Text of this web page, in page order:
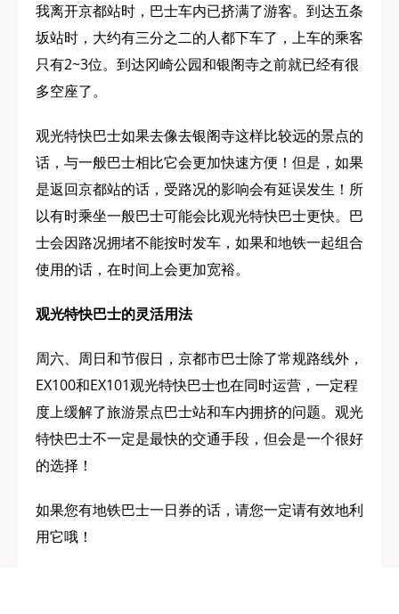
我离开京都站时，巴士车内已挤满了游客。到达五条
坂站时，大约有三分之二的人都下车了，上车的乘客
只有2~3位。到达冈崎公园和银阁寺之前就已经有很
多空座了。
观光特快巴士如果去像去银阁寺这样比较远的景点的
话，与一般巴士相比它会更加快速方便！但是，如果
是返回京都站的话，受路况的影响会有延误发生！所
以有时乘坐一般巴士可能会比观光特快巴士更快。巴
士会因路况拥堵不能按时发车，如果和地铁一起组合
使用的话，在时间上会更加宽裕。
观光特快巴士的灵活用法
周六、周日和节假日，京都市巴士除了常规路线外，
EX100和EX101观光特快巴士也在同时运营，一定程
度上缓解了旅游景点巴士站和车内拥挤的问题。观光
特快巴士不一定是最快的交通手段，但会是一个很好
的选择！
如果您有地铁巴士一日券的话，请您一定请有效地利
用它哦！